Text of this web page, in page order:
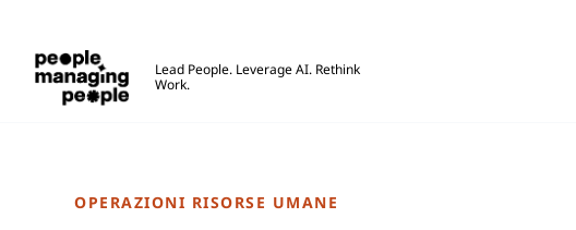
Lead People. Leverage AI. Rethink
Work.
OPERAZIONI RISORSE UMANE